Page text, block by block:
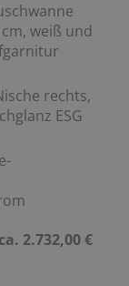
weiß und
rechts,
ESG
ca. 2.732,00 €